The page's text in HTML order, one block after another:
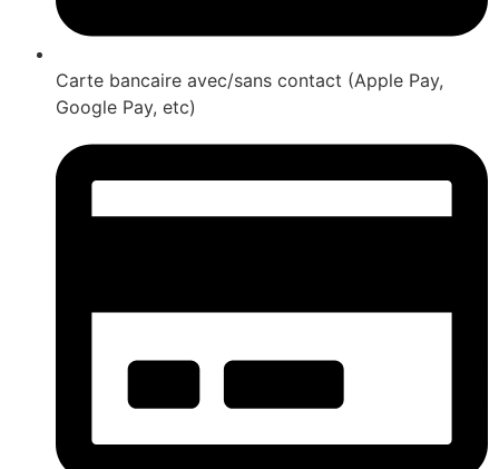
Carte bancaire avec/sans contact (Apple Pay,
Google Pay, etc)